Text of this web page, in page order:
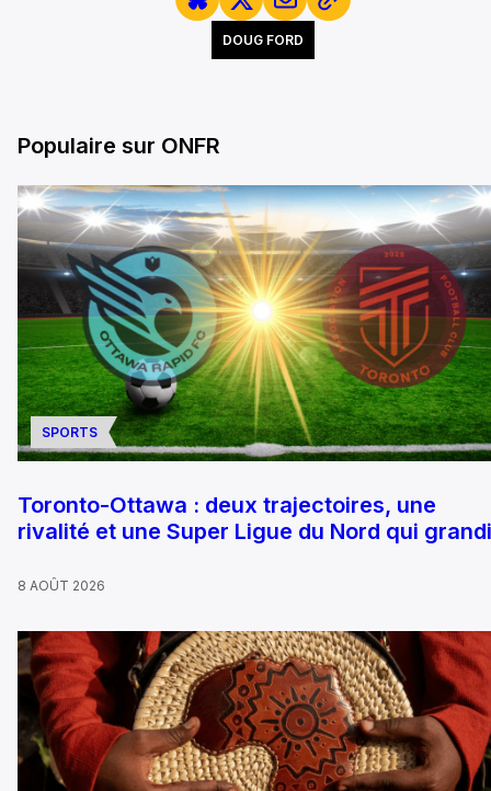
DOUG FORD
Populaire sur ONFR
SPORTS
Toronto-Ottawa : deux trajectoires, une
rivalité et une Super Ligue du Nord qui
8 AOÛT 2026